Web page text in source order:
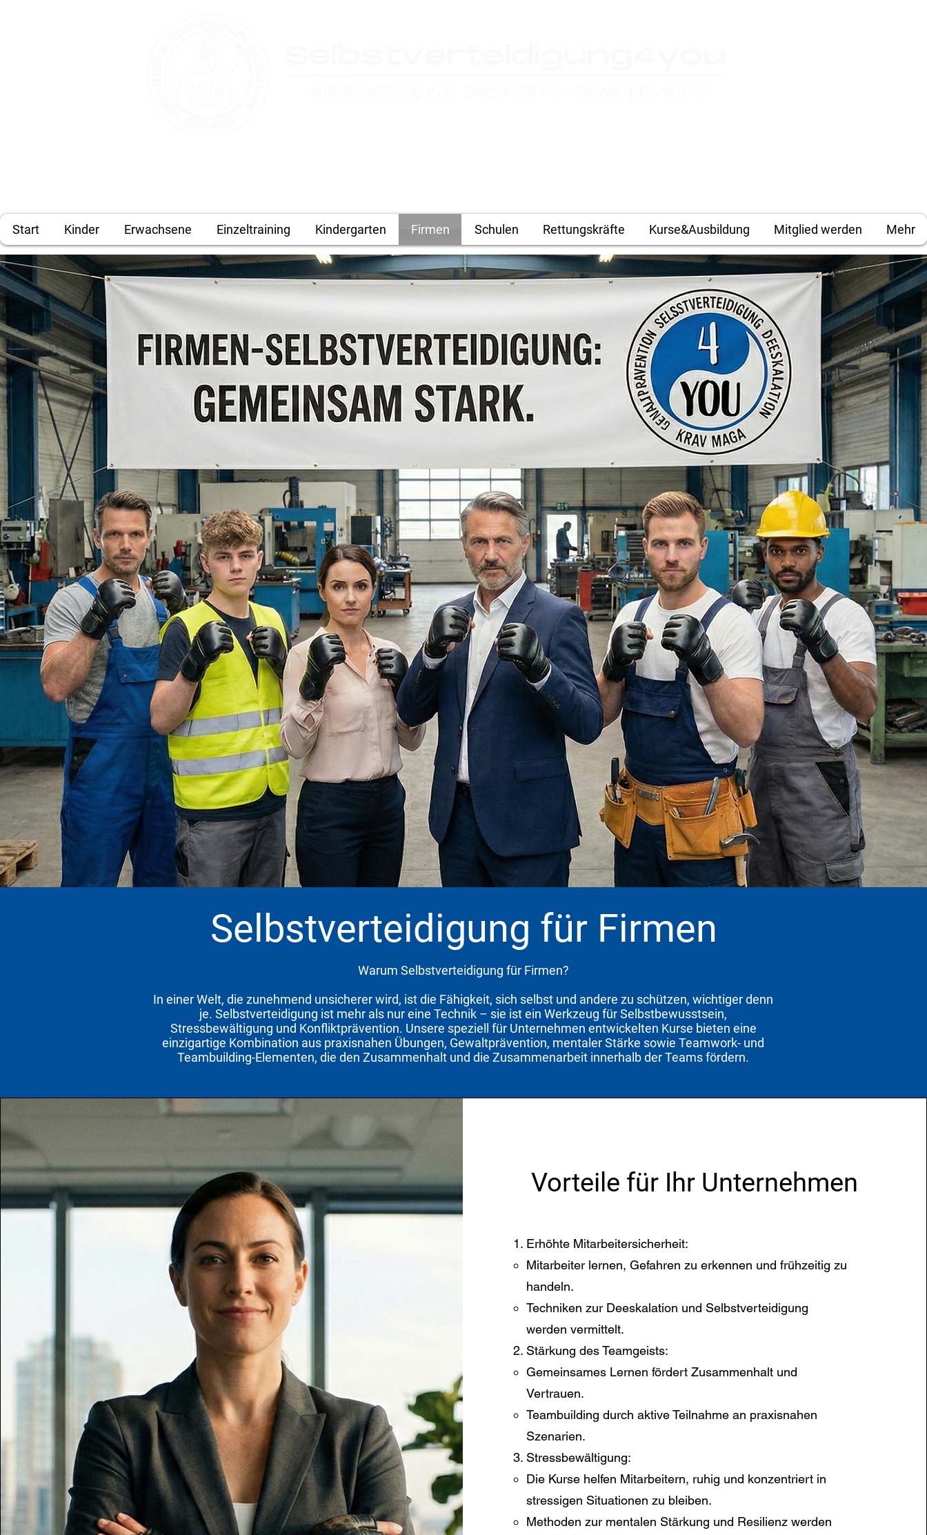
Start Kinder Erwachsene Einzeltraining Kindergarten Firmen Schulen Rettungskräfte Kurse&Ausbildung Mitglied werden Mehr
Selbstverteidigung für Firmen
Warum Selbstverteidigung für Firmen?
In einer Welt, die zunehmend unsicherer wird, ist die Fähigkeit, sich selbst und andere zu schützen, wichtiger denn
je. Selbstverteidigung ist mehr als nur eine Technik – sie ist ein Werkzeug für Selbstbewusstsein,
Stressbewältigung und Konfliktprävention. Unsere speziell für Unternehmen entwickelten Kurse bieten eine
einzigartige Kombination aus praxisnahen Übungen, Gewaltprävention, mentaler Stärke sowie Teamwork- und
Teambuilding-Elementen, die den Zusammenhalt und die Zusammenarbeit innerhalb der Teams fördern.
Vorteile für Ihr Unternehmen
Erhöhte Mitarbeitersicherheit:
Mitarbeiter lernen, Gefahren zu erkennen und frühzeitig zu
handeln.
Techniken zur Deeskalation und Selbstverteidigung
werden vermittelt.
Stärkung des Teamgeists:
Gemeinsames Lernen fördert Zusammenhalt und
Vertrauen.
Teambuilding durch aktive Teilnahme an praxisnahen
Szenarien.
Stressbewältigung:
Die Kurse helfen Mitarbeitern, ruhig und konzentriert in
stressigen Situationen zu bleiben.
Methoden zur mentalen Stärkung und Resilienz werden